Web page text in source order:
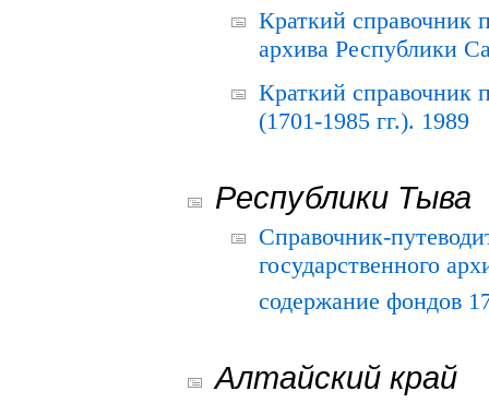
Краткий справочник
архива Республики
Краткий
(1701-1985 гг.). 1989
Республики Тыва
Справочник-
государственного
содержание фондов
Алтайский край